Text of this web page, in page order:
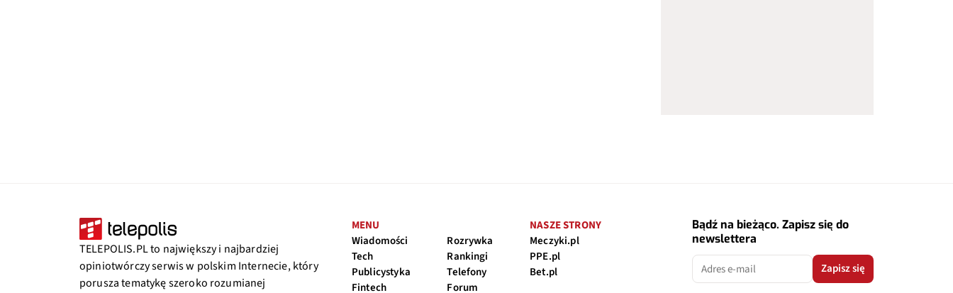
TELEPOLIS.PL to największy i najbardziej
opiniotwórczy serwis w polskim Internecie, który
porusza tematykę szeroko rozumianej
MENU
Wiadomości
Tech
Publicystyka
Fintech
Rozrywka
Rankingi
Telefony
Forum
NASZE STRONY
Meczyki.pl
PPE.pl
Bet.pl
Bądź na bieżąco. Zapisz się do
newslettera
Zapisz się